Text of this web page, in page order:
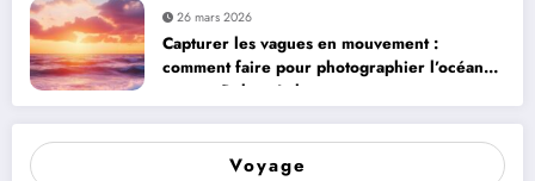
26 mars 2026
Capturer les vagues en mouvement :
comment faire pour photographier l’océan
comme Robert Lehmann
Voyage